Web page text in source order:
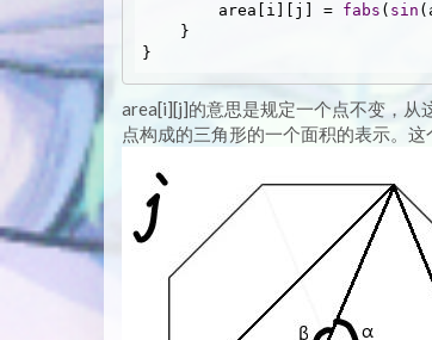
        area[i][j] =
fabs ( sin
area[i][j]的意思是规定一个点不变，从
点构成的三角形的一个面积的表示。